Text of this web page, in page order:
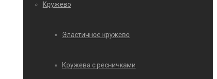
Кружево
Эластичное кружево
Кружева с ресничками